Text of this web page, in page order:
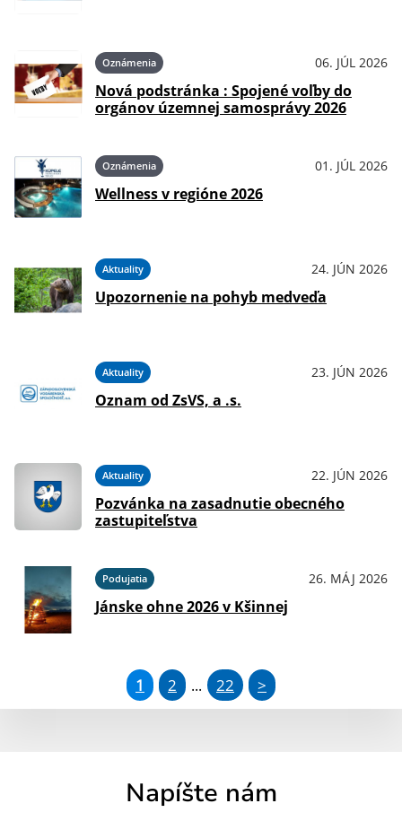
Oznámenia 06. JÚL 2026
Nová podstránka : Spojené voľby do
orgánov územnej samosprávy 2026
Oznámenia 01. JÚL 2026
Wellness v regióne 2026
Aktuality 24. JÚN 2026
Upozornenie na pohyb medveďa
Aktuality 23. JÚN 2026
Oznam od ZsVS, a .s.
Aktuality 22. JÚN 2026
Pozvánka na zasadnutie obecného
zastupiteľstva
Podujatia 26. MÁJ 2026
Jánske ohne 2026 v Kšinnej
1 2 ... 22 >
Napíšte nám